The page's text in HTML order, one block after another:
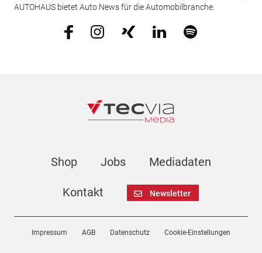
AUTOHAUS bietet Auto News für die Automobilbranche.
Shop Jobs Mediadaten
Kontakt Newsletter
Impressum AGB Datenschutz Cookie-Einstellungen